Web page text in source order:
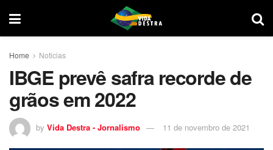
Home Noticias
IBGE prevê safra recorde de
grãos em 2022
by Vida Destra - Jornalismo 11 de novembro de 2021